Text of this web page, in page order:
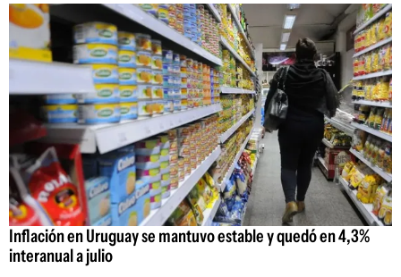
Inflación en Uruguay se mantuvo estable y quedó en 4,3%
interanual a julio